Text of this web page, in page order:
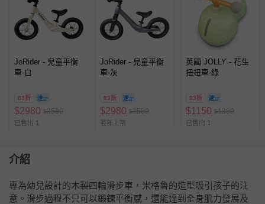
JoRider - 兒童平衡
車-白
83折
$2980 $3580
已售出 1
JoRider - 兒童平衡
車-灰
83折
$2980 $3580
最新上架
英國 JOLLY - 花生
扭扭車-綠
83折
$1150 $1380
已售出 1
介紹
專為幼兒設計的木製四輪滑步車，米格魯的造型吸引孩子的注
意。滑步過程不只可以鍛鍊平衡感，還能達到全身肌力發展及